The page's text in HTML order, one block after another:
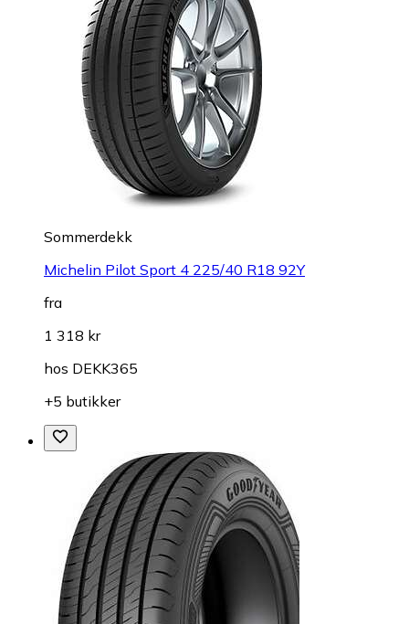
Sommerdekk
Michelin Pilot Sport 4 225/40 R18 92Y
fra
1 318 kr
hos DEKK365
+5 butikker